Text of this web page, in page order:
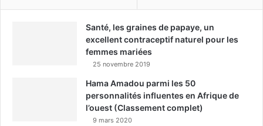
Santé, les graines de papaye, un
excellent contraceptif naturel pour les
femmes mariées
25 novembre 2019
Hama Amadou parmi les 50
personnalités influentes en Afrique de
l’ouest (Classement complet)
9 mars 2020